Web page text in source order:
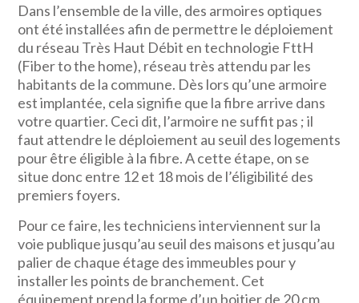
Dans l’ensemble de la ville, des armoires optiques
ont été installées afin de permettre le déploiement
du réseau Très Haut Débit en technologie FttH
(Fiber to the home), réseau très attendu par les
habitants de la commune. Dès lors qu’une armoire
est implantée, cela signifie que la fibre arrive dans
votre quartier. Ceci dit, l’armoire ne suffit pas ; il
faut attendre le déploiement au seuil des logements
pour être éligible à la fibre. A cette étape, on se
situe donc entre 12 et 18 mois de l’éligibilité des
premiers foyers.
Pour ce faire, les techniciens interviennent sur la
voie publique jusqu’au seuil des maisons et jusqu’au
palier de chaque étage des immeubles pour y
installer les points de branchement. Cet
équipement prend la forme d’un boitier de 20 cm